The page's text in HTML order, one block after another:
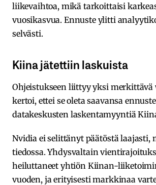
liikevaihtoa, mikä tarkoittaisi
vuosikasvua. Ennuste ylitti
selvästi.
Kiina jätettiin laskuista
Ohjeistukseen liittyy yksi merkittävä
kertoi, ettei se oleta saavansa
datakeskusten laskentamyyntiä
Nvidia ei selittänyt päätöstä laajasti,
tiedossa. Yhdysvaltain
heiluttaneet yhtiön Kiinan-
vuoden, ja erityisesti markkinaa